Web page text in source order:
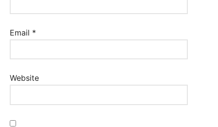
Email *
Website